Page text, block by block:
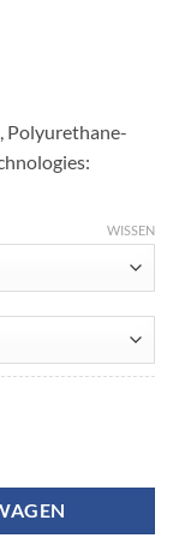
Polyurethane-
WISSEN